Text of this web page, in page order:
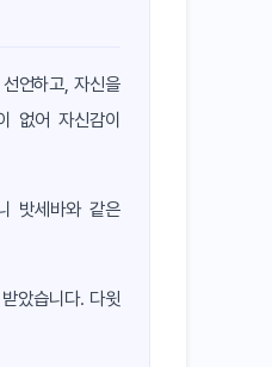
언하고, 자신을
없어 자신감이
밧세바와 같은
았습니다. 다윗